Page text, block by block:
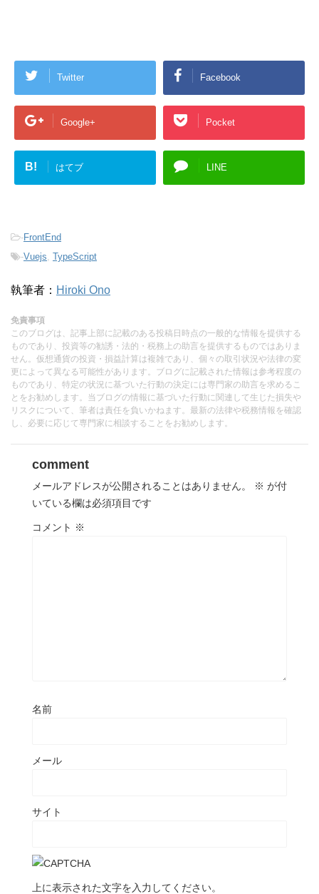
Twitter Facebook
Google+ Pocket
B! はてブ LINE
-FrontEnd
-Vuejs TypeScript
執筆者： Hiroki Ono
免責事項
このブログは、記事上部に記載のある投稿日時点の一般的な情報を提供する
ものであり、投資等の勧誘・法的・税務上の助言を提供するものではありま
せん。仮想通貨の投資・損益計算は複雑であり、個々の取引状況や法律の変
更によって異なる可能性があります。ブログに記載された情報は参考程度の
ものであり、特定の状況に基づいた行動の決定には専門家の助言を求めるこ
とをお勧めします。当ブログの情報に基づいた行動に関連して生じた損失や
リスクについて、筆者は責任を負いかねます。最新の法律や税務情報を確認
し、必要に応じて専門家に相談することをお勧めします。
comment
メールアドレスが公開されることはありません。 ※ が付
いている欄は必須項目です
コメント ※
名前
メール
サイト
上に表示された文字を入力してください。